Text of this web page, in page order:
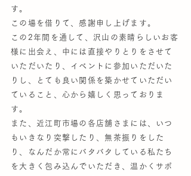
す。
この場を借りて、感謝申し上げます。
この2年間を通して、沢山の素晴らしいお客
様に出会え、中には直接やりとりをさせて
いただいたり、イベントに参加いただいた
りし、とても良い関係を築かせていただい
ていること、心から嬉しく思っておりま
す。
また、近江町市場の各店舗さまには、いつ
もいきなり突撃したり、無茶振りをした
り、なんだか常にバタバタしている私たち
を大きく包み込んでいただき、温かくサポ